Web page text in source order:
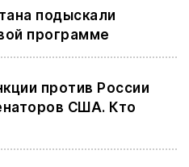
подыскали
программе
против России
США. Кто